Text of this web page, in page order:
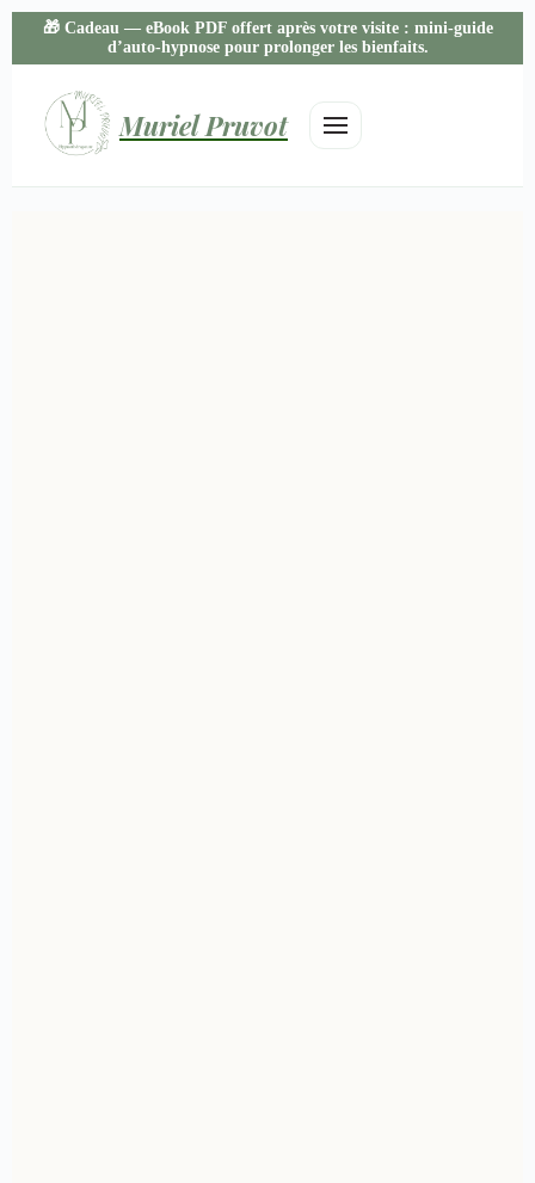
🎁 Cadeau— eBook PDF offert après votre visite : mini-guide
d’auto-hypnose pour prolonger les bienfaits.
Muriel Pruvot